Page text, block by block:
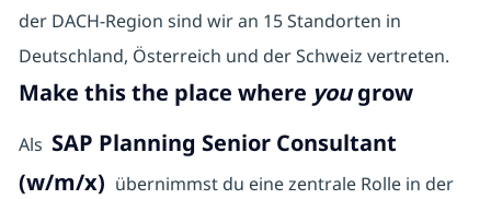
der DACH-Region sind wir an 15 Standorten in
Deutschland, Österreich und der Schweiz vertreten.
Make this the place where yougrow
Als SAP Planning Senior Consultant
(w/m/x) übernimmst du eine zentrale Rolle in der